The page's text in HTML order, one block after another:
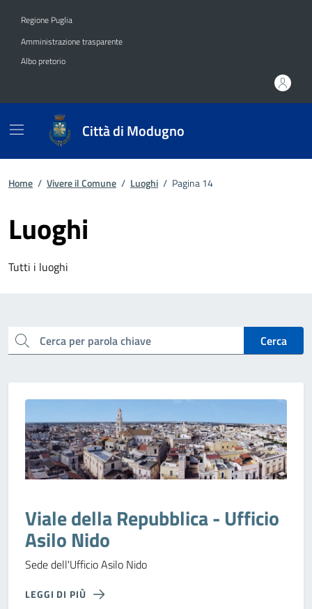
Regione Puglia
Amministrazione trasparente
Albo pretorio
Città di Modugno
Home / Vivere il Comune / Luoghi / Pagina 14
Luoghi
Tutti i luoghi
cerca Cerca
Viale della Repubblica - Ufficio
Asilo Nido
Sede dell'Ufficio Asilo Nido
LEGGI DI PIÙ